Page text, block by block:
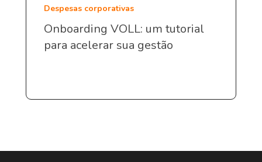
Despesas corporativas
Onboarding VOLL: um tutorial
para acelerar sua gestão